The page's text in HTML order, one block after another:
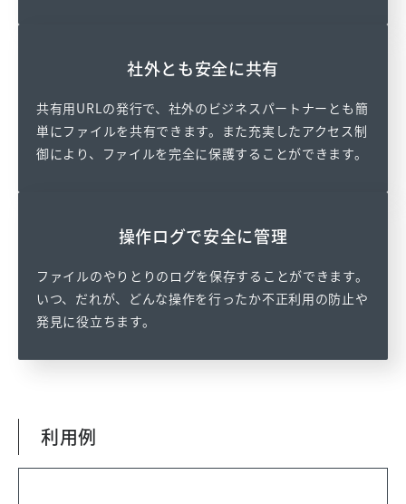
社外とも安全に共有
共有用URLの発行で、社外のビジネスパートナーとも簡
単にファイルを共有できます。また充実したアクセス制
御により、ファイルを完全に保護することができます。
操作ログで安全に管理
ファイルのやりとりのログを保存することができます。
いつ、だれが、どんな操作を行ったか不正利用の防止や
発見に役立ちます。
利用例